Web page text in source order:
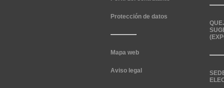
Protección de datos
Mapa web
Aviso legal